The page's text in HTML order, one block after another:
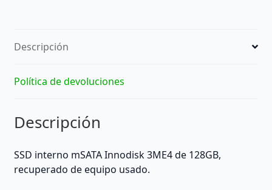
Descripción
Política de devoluciones
Descripción
SSD interno mSATA Innodisk 3ME4 de 128GB,
recuperado de equipo usado.